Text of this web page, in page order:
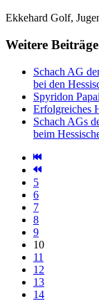
Ekkehard Golf,
Weitere
Schach AG
bei den
Spyridon
Erfolgreiches
Schach AGs
beim
5
6
7
8
9
10
11
12
13
14